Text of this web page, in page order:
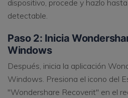
dispositivo, procede y hazlo
detectable.
Paso 2: Inicia
Windows
Después, inicia la aplicación
Windows. Presiona el icono del
"Wondershare Recoverit" en el